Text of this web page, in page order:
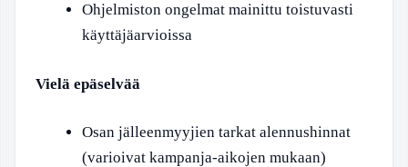
Ohjelmiston ongelmat mainittu toistuvasti
käyttäjäarvioissa
Vielä epäselvää
Osan jälleenmyyjien tarkat alennushinnat
(varioivat kampanja-aikojen mukaan)